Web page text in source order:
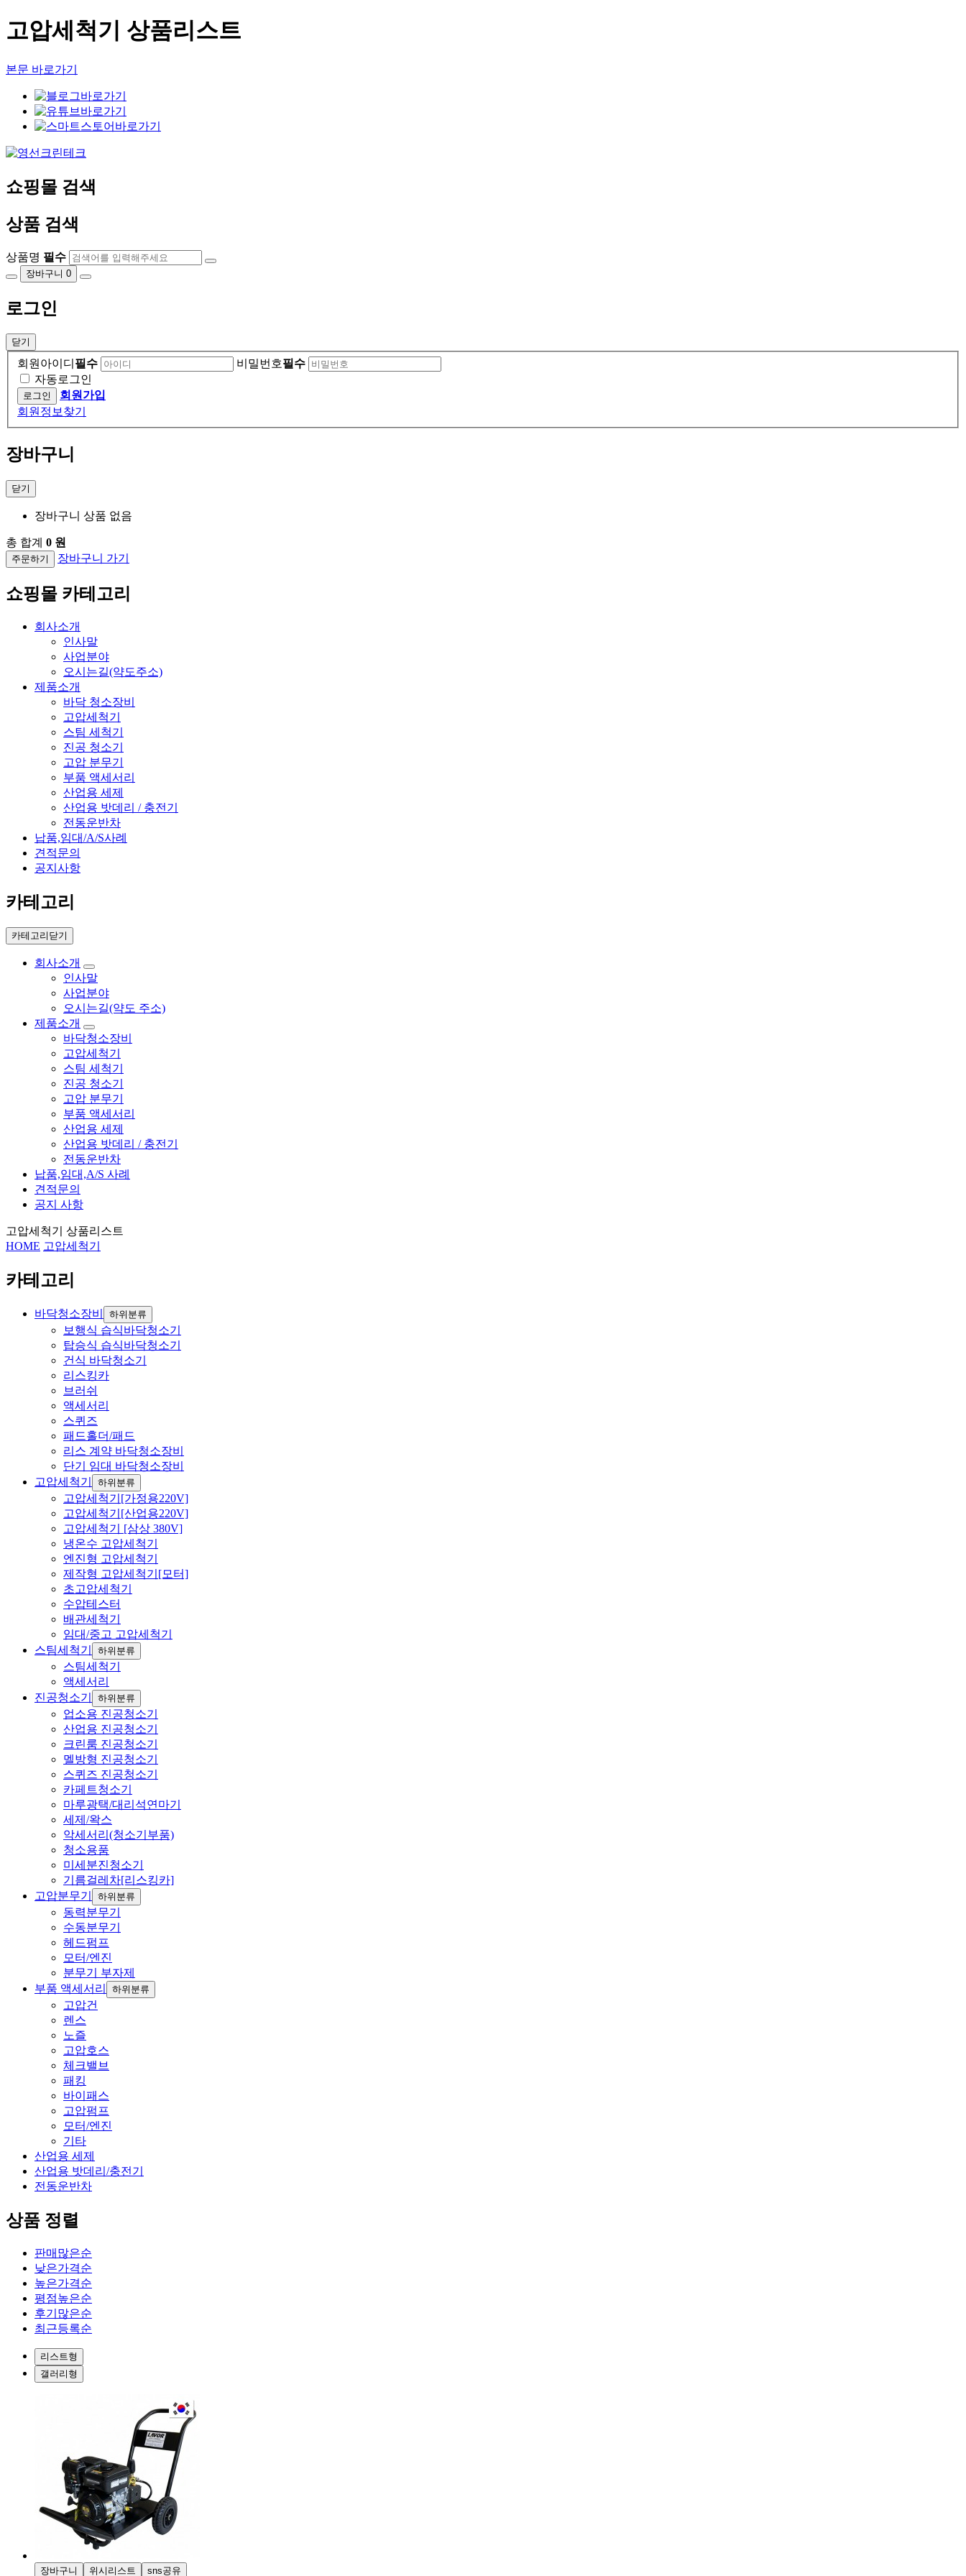
고압세척기 상품리스트
본문 바로가기
쇼핑몰 검색
상품 검색
상품명 필수
장바구니 0
로그인
닫기
회원아이디 필수 비밀번호필수
자동로그인
회원가입
회원정보찾기
장바구니
닫기
장바구니 상품 없음
총 합계 0 원
주문하기 장바구니 가기
쇼핑몰 카테고리
회사소개
인사말
사업분야
오시는길(약도주소)
제품소개
바닥 청소장비
고압세척기
스팀 세척기
진공 청소기
고압 분무기
부품 액세서리
산업용 세제
산업용 밧데리 / 충전기
전동운반차
납품,임대/A/S사례
견적문의
공지사항
카테고리
카테고리닫기
회사소개
인사말
사업분야
오시는길(약도 주소)
제품소개
바닥청소장비
고압세척기
스팀 세척기
진공 청소기
고압 분무기
부품 액세서리
산업용 세제
산업용 밧데리 / 충전기
전동운반차
납품,임대,A/S 사례
견적문의
공지 사항
고압세척기 상품리스트
HOME 고압세척기
카테고리
바닥청소장비 하위분류
보행식 습식바닥청소기
탑승식 습식바닥청소기
건식 바닥청소기
리스킹카
브러쉬
액세서리
스퀴즈
패드홀더/패드
리스 계약 바닥청소장비
단기 임대 바닥청소장비
고압세척기
하위분류
고압세척기[가정용220V]
고압세척기[산업용220V]
고압세척기 [삼상 380V]
냉온수 고압세척기
엔진형 고압세척기
제작형 고압세척기[모터]
초고압세척기
수압테스터
배관세척기
임대/중고 고압세척기
스팀세척기
하위분류
스팀세척기
액세서리
진공청소기
하위분류
업소용 진공청소기
산업용 진공청소기
크린룸 진공청소기
멜방형 진공청소기
스퀴즈 진공청소기
카페트청소기
마루광택/대리석연마기
세제/왁스
악세서리(청소기부품)
청소용품
미세분진청소기
기름걸레차[리스킹카]
고압분무기
하위분류
동력분무기
수동분무기
헤드펌프
모터/엔진
분무기 부자제
부품 액세서리
하위분류
고압건
렌스
노즐
고압호스
체크밸브
패킹
바이패스
고압펌프
모터/엔진
기타
산업용 세제
산업용 밧데리/충전기
전동운반차
상품 정렬
판매많은순
낮은가격순
높은가격순
평점높은순
후기많은순
최근등록순
리스트형
갤러리형
장바구니 위시리스트 sns공유